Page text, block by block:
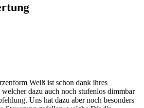
Weiß ist schon dank ihres
dazu auch noch stufenlos dimmbar
Uns hat dazu aber noch besonders